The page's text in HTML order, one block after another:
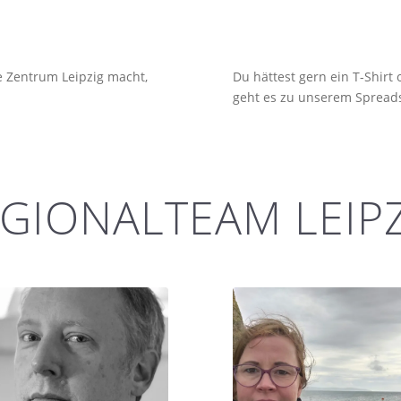
Zentrum Leipzig macht,
Du hättest gern ein T-Shirt
geht es zu unserem